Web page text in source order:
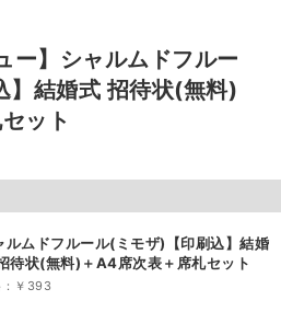
ー】
シャルムドフルー
】結婚式 招待状(無料)
ット
ルムドフルール(ミモザ)【印刷込】結婚
待状(無料)＋A4席次表＋席札セット
：￥393